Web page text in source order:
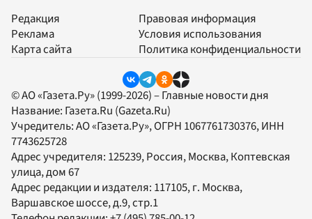
Редакция
Реклама
Карта сайта
Правовая информация
Условия использования
Политика конфиденциальности
© АО «Газета.Ру» (1999-2026) – Главные новости дня
Название: Газета.Ru (Gazeta.Ru)
Учредитель:АО «Газета.Ру», ОГРН 1067761730376, ИНН
7743625728
Адрес учредителя: 125239, Россия, Москва, Коптевская
улица, дом 67
Адрес редакции и издателя: 117105, г. Москва,
Варшавское шоссе, д.9, стр.1